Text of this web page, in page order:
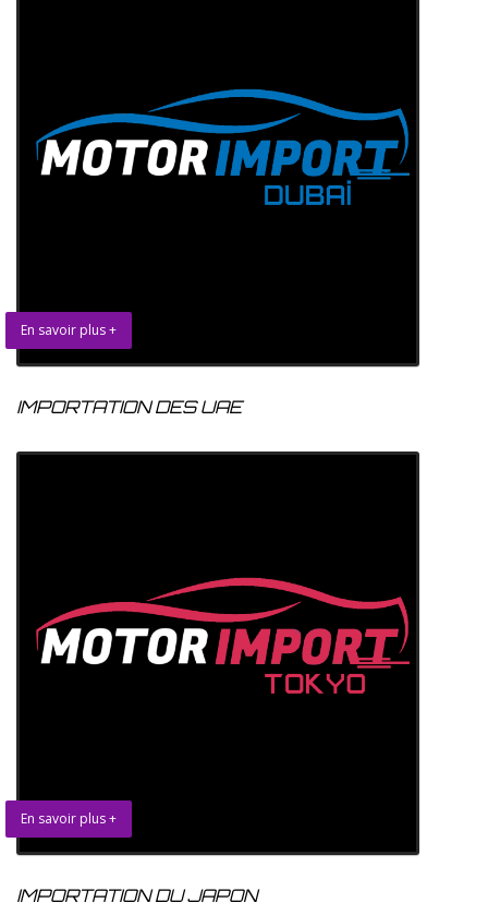
En savoir plus +
IMPORTATION DES UAE
En savoir plus +
IMPORTATION DU JAPON